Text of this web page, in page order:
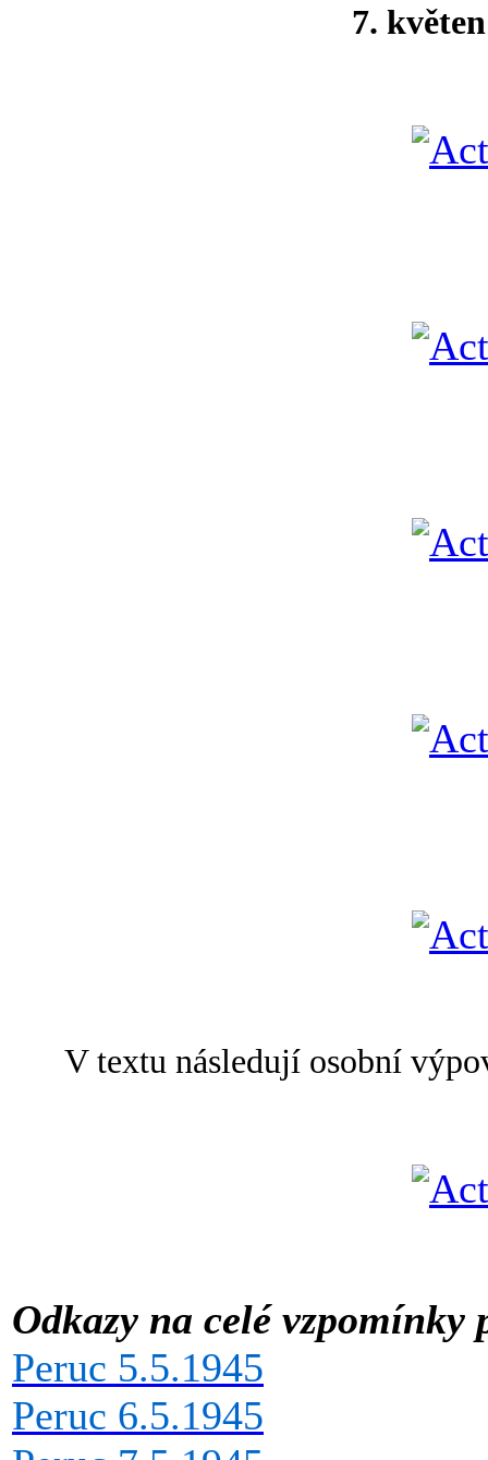
7.
V textu následují osobní
Odkazy na celé vzpomínky
Peruc 5.5.1945
Peruc 6.5.1945